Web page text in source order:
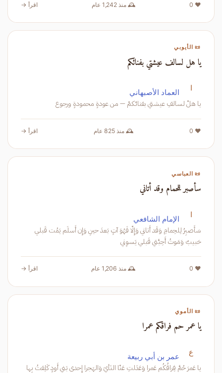
❤️ 0 🕰️ منذ 1,242 عام اقرأ →
📜 الأيوبي
يا هل لسالف عيشتي بفنائكم
ا العماد الأصبهاني
يا هلْ لسالفِ عيشتي بفنائكمْ — من عودةٍ محمودةٍ ورجوع
❤️ 0 🕰️ منذ 825 عام اقرأ →
📜 العباسي
سأصبر للحمام وقد أتاني
ا الإمام الشافعي
سَأَصبِرُ لِلحِمامِ وَقَد أَتاني وَإِلّا فَهُوَ آتٍ بَعدَ حينِ وَإِن أَسلَم يَمُت قَبلي
حَبيبٌ وَمَوتُ أَحِبَّتي قَبلي يَسوِني
❤️ 0 🕰️ منذ 1,206 عام اقرأ →
📜 الأموي
يا عمر حم فراقكم عمرا
ع عمر بن أبي ربيعة
يا عَمرَ حُمَّ فِراقُكُم عَمرا وَعَدَلتِ عَنّا النَأيَ وَالهَجرا إِحدى بَني أَودٍ كَلِفتُ بِها